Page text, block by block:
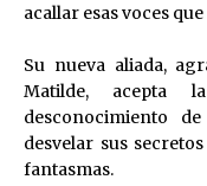
acallar esas voces
Su nueva aliada,
Matilde, acepta
desconocimiento
desvelar sus
fantasmas.